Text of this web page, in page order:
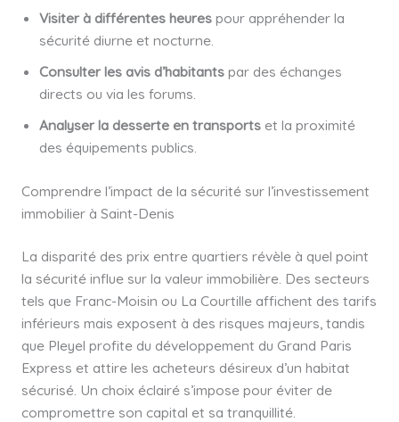
Visiter à différentes heurespour appréhender la
sécurité diurne et nocturne.
Consulter les avis d’habitantspar des échanges
directs ou via les forums.
Analyser la desserte en transportset la proximité
des équipements publics.
Comprendre l’impact de la sécurité sur l’investissement
immobilier à Saint-Denis
La disparité des prix entre quartiers révèle à quel point
la sécurité influe sur la valeur immobilière. Des secteurs
tels que Franc-Moisin ou La Courtille affichent des tarifs
inférieurs mais exposent à des risques majeurs, tandis
que Pleyel profite du développement du Grand Paris
Express et attire les acheteurs désireux d’un habitat
sécurisé. Un choix éclairé s’impose pour éviter de
compromettre son capital et sa tranquillité.